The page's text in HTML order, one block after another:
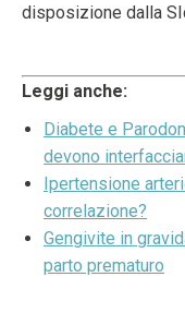
disposizione dalla
Leggi anche:
Diabete e
devono
Ipertensione
correlazione?
Gengivite in
parto prematuro